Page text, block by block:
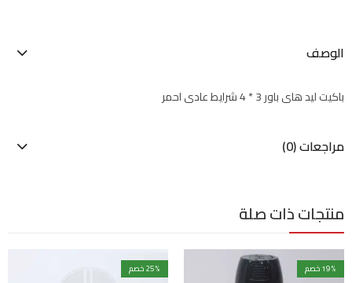
الوصف
باكيت ليد هاى باور 3 * 4 شرايط عادى احمر
مراجعات (0)
منتجات ذات صلة
19% خصم 25% خصم